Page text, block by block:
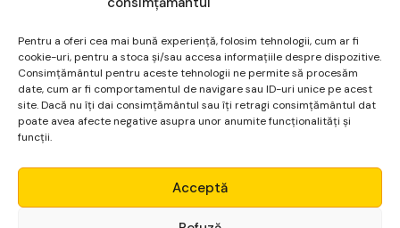
Pentru a oferi cea mai bună experiență, folosim tehnologii, cum ar fi
cookie-uri, pentru a stoca și/sau accesa informațiile despre dispozitive.
Consimțământul pentru aceste tehnologii ne permite să procesăm
date, cum ar fi comportamentul de navigare sau ID-uri unice pe acest
site. Dacă nu îți dai consimțământul sau îți retragi consimțământul dat
poate avea afecte negative asupra unor anumite funcționalități și
funcții.
Acceptă
navigator pentru data viitoare când o să comentez.
Micro Alpha